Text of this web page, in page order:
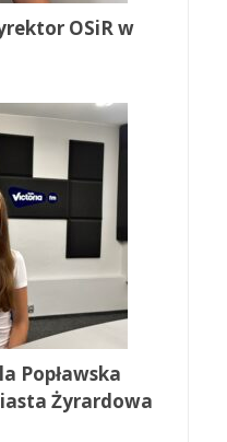
OSiR w
Popławska
Żyrardowa